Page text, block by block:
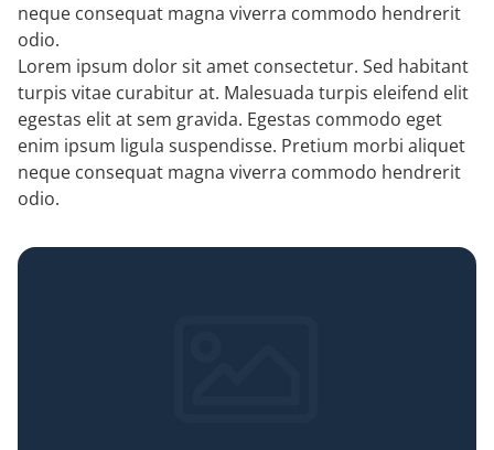
neque consequat magna viverra commodo hendrerit
odio.
Lorem ipsum dolor sit amet consectetur. Sed habitant
turpis vitae curabitur at. Malesuada turpis eleifend elit
egestas elit at sem gravida. Egestas commodo eget
enim ipsum ligula suspendisse. Pretium morbi aliquet
neque consequat magna viverra commodo hendrerit
odio.